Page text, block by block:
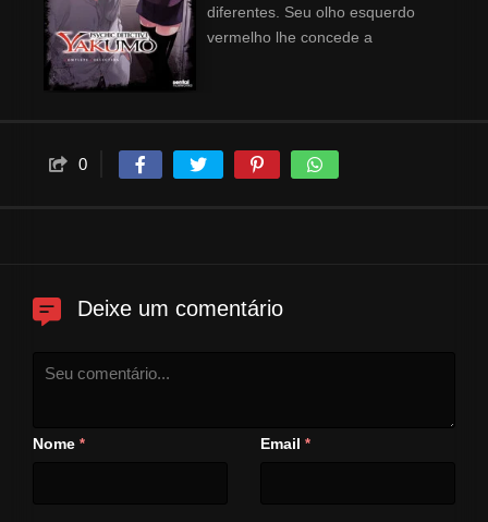
diferentes. Seu olho esquerdo
vermelho lhe concede a
ligados à terra por algum motivo
ajuda em um caso de
para condenar aqueles que
0
Deixe um comentário
Nome * Email *